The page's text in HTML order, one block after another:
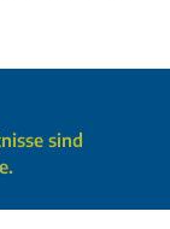
sind